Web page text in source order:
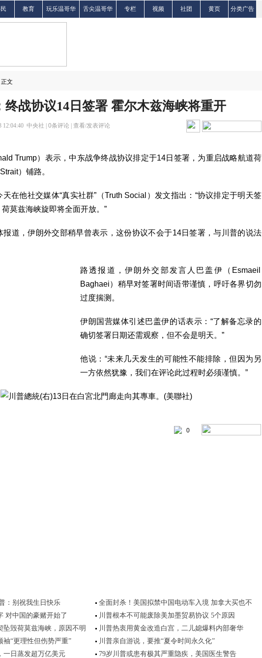
教育 玩乐温哥华 舌尖温哥华 专栏 视频 社团 黄页 分类广告
正文
终战协议14日签署 霍尔木兹海峡将重开
12:04:40 中央社 | 0条评论 | 查看/发表评论
Trump）表示，中东战争终战协议排定于14日签署，为重启战略航道荷
）铺路。
在他社交媒体“真实社群”（Truth Social）发文指出：“协议排定于明天签
莫兹海峡旋即将全面开放。”
报道，伊朗外交部稍早曾表示，这份协议不会于14日签署，与川普的说法
路透报道，伊朗外交部发言人巴盖伊（Esmaeil
Baghaei）稍早对签署时间语带谨慎，呼吁各界切勿
过度揣测。
伊朗国营媒体引述巴盖伊的话表示：“了解备忘录的
确切签署日期还需观察，但不会是明天。”
他说：“未来几天发生的可能性不能排除，但因为另
一方依然犹豫，我们在评论此过程时必须谨慎。”
0
：别祝我生日快乐
全面封杀！美国拟禁中国电动车入境 加拿大买也不
对中国的豪赌开始了
川普根本不可能废除美加墨贸易协议 5个原因
坠毁荷莫兹海峡，原因不明
川普热衷用黄金改造白宫，二儿媳爆料内部奢华
袖“更理性但伤势严重”
川普亲自游说，要推“夏令时间永久化”
一日蒸发超万亿美元
79岁川普或患有极其严重隐疾，美国医生警告